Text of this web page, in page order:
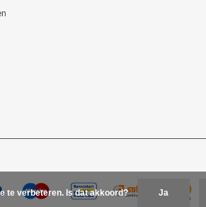
te verbeteren. Is dat akkoord? Ja